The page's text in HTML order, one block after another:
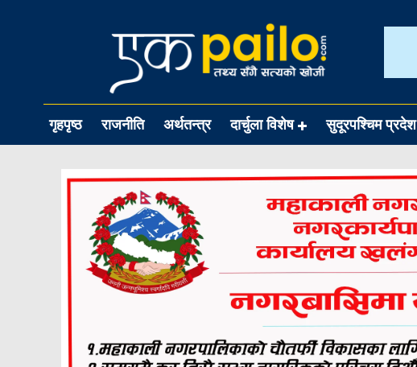
गृहपृष्ठ राजनीति अर्थतन्त्र दार्चुला विशेष सुदूरपश्चिम प्रदेश